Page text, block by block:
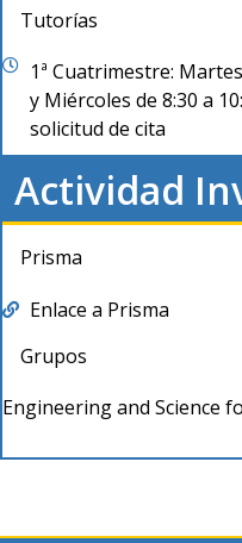
Tutorías
1ª Cuatrimestre:
y Miércoles de 8:30 a
solicitud de cita
Actividad
Prisma
Enlace a Prisma
Grupos
Engineering and Science